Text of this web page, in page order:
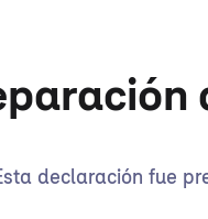
declaración fue